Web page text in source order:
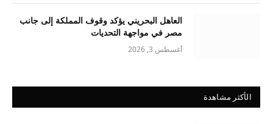
العاهل البحريني يؤكد وقوف المملكة إلى جانب
مصر في مواجهة التحديات
أغسطس 3, 2026
الأكثر مشاهدة